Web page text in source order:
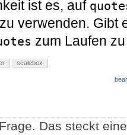
ist es, auf
zu verwenden. Gibt
zum Laufen
scalebox
Das steckt